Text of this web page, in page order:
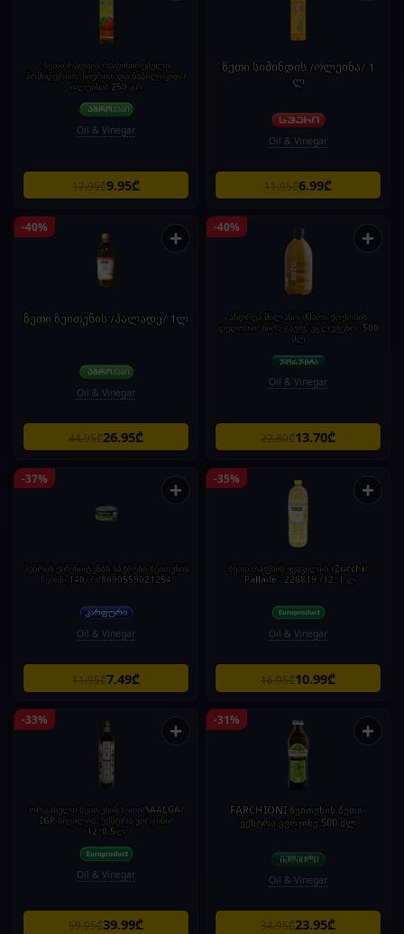
ზეთი რაფსის რაფინირებული
პომიდვრით, ნივრით და ბაზილიკით /
ოლეინა/ 250 გრ
Oil & Vinegar
17.95₾9.95₾
ზეთი სიმინდის /ოლეინა/ 1
ლ
Oil & Vinegar
11.95₾6.99₾
-40% +
ზეთი ზეითუნის /პალადე/ 1ლ
Oil & Vinegar
44.95₾26.95₾
-40% +
ანდრეა მილანო-ძმარი ქოქოსის
დედოთი. ბიო, გაუფ, უგლუტენო. 500
მლ
Oil & Vinegar
22.80₾13.70₾
-37% +
ჰენრის ქიჩენი ტუნას ნაჭრები ზეითუნის
ზეთში 140გრ/8690559021254
Oil & Vinegar
11.95₾7.49₾
-35% +
ზეთი რაფსის ყვავილის /Zucchi/
"Pallade" 226819 /12*1 ლ
Oil & Vinegar
16.95₾10.99₾
-33% +
ორგანული ზეითუნის ზეთი/SAALGA/
IGP სიცილია, ექსტრა ვირჯინი/
12*0,5ლ
Oil & Vinegar
59.95₾39.99₾
-31% +
FARCHIONI ზეითუნის ზეთი-
ექსტრა ვერჯინე 500 მლ
Oil & Vinegar
34.95₾23.95₾